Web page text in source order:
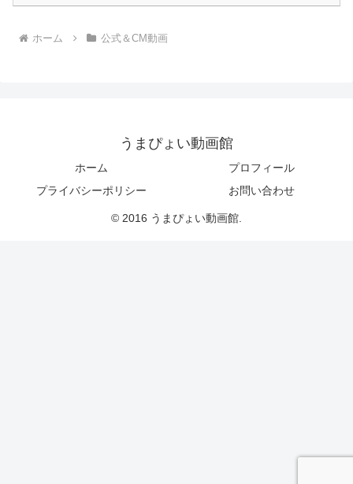
ホーム 公式＆CM動画
うまぴょい動画館
ホーム
プロフィール
プライバシーポリシー
お問い合わせ
© 2016 うまぴょい動画館.